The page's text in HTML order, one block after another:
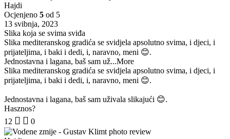
Hajdi
Ocjenjeno 5 od 5
13 svibnja, 2023
Slika koja se svima sviđa
Slika mediteranskog gradića se svidjela apsolutno svima, i djeci, i
prijateljima, i baki i dedi, i, naravno, meni 😊.
Jednostavna i lagana, baš sam už...More
Slika mediteranskog gradića se svidjela apsolutno svima, i djeci, i
prijateljima, i baki i dedi, i, naravno, meni 😊.
Jednostavna i lagana, baš sam uživala slikajući 😊.
Hasznos?
12
0